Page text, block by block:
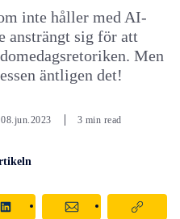
inte håller med AI-
ansträngt sig för att
Men
äntligen det!
08.jun.2023 3 min read